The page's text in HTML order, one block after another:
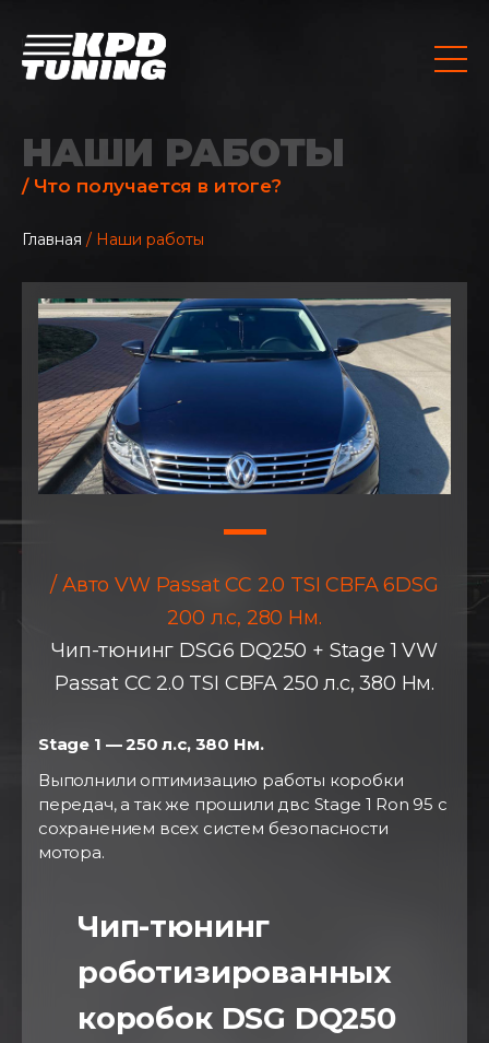
НАШИ РАБОТЫ
/ Что получается в итоге?
Главная / Наши работы
/ Авто VW Passat CC 2.0 TSI CBFA 6DSG
200 л.с, 280 Нм.
Чип-тюнинг DSG6 DQ250 + Stage 1 VW
Passat CC 2.0 TSI CBFA 250 л.с, 380 Нм.
Stage 1 — 250 л.с, 380 Нм.
Выполнили оптимизацию работы коробки
передач, а так же прошили двс Stage 1 Ron 95 с
сохранением всех систем безопасности
мотора.
Чип-тюнинг
роботизированных
коробок DSG DQ250